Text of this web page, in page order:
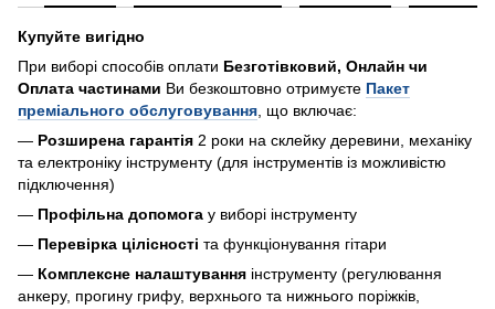
Купуйте вигідно
При виборі способів оплати Безготівковий, Онлайн чи
Оплата частинами Ви безкоштовно отримуєте Пакет
преміального обслуговування , що включає:
— Розширена гарантія 2 роки на склейку деревини, механіку
та електроніку інструменту (для інструментів із можливістю
підключення)
— Профільна допомога у виборі інструменту
— Перевірка цілісності та функціонування гітари
— Комплексне налаштування інструменту (регулювання
анкеру, прогину грифу, верхнього та нижнього поріжків,